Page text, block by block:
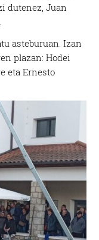
dutenez, Juan
asteburuan. Izan
plazan: Hodei
eta Ernesto